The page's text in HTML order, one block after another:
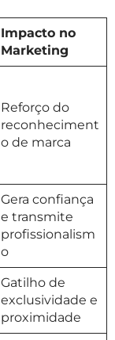
Impacto no
Marketing
Reforço do
reconheciment
o de marca
Gera confiança
e transmite
profissionalism
o
Gatilho de
exclusividade e
proximidade